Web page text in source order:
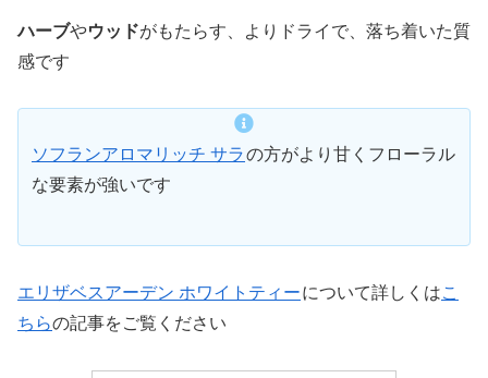
ハーブやウッドがもたらす、よりドライで、落ち着いた質
感です
ソフランアロマリッチ サラの方がより甘くフローラル
な要素が強いです
エリザベスアーデン ホワイトティーについて詳しくはこ
ちらの記事をご覧ください